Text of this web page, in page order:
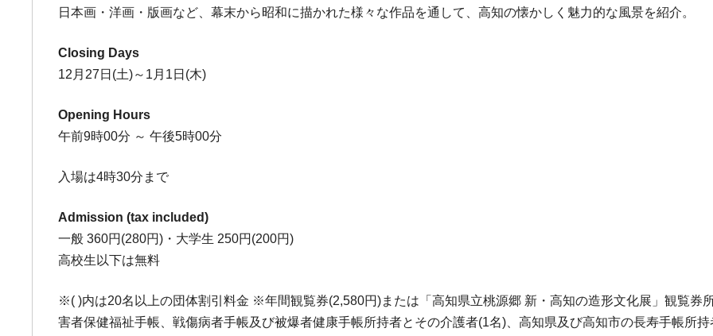
日本画・洋画・版画など、幕末から昭和に描かれた様々な作品を通して、高知の懐かしく魅力的な風景を紹介。
Closing Days
12月27日(土)～1月1日(木)
Opening Hours
午前9時00分 ～ 午後5時00分
入場は4時30分まで
Admission (tax included)
一般 360円(280円)・大学生 250円(200円)
高校生以下は無料
※( )内は20名以上の団体割引料金 ※年間観覧券(2,580円)または「高知県立桃源郷 新・高知の造形文化展」観覧
害者保健福祉手帳、戦傷病者手帳及び被爆者健康手帳所持者とその介護者(1名)、高知県及び高知市の長寿手帳所